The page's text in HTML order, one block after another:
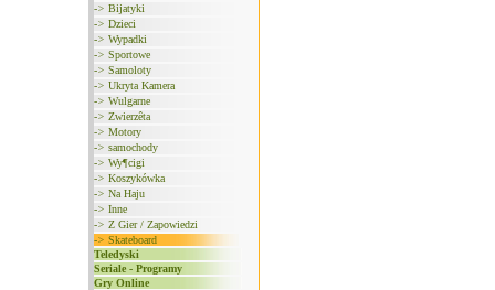
-> Bijatyki
-> Dzieci
-> Wypadki
-> Sportowe
-> Samoloty
-> Ukryta Kamera
-> Wulgarne
-> Zwierzêta
-> Motory
-> samochody
-> Wy¶cigi
-> Koszykówka
-> Na Haju
-> Inne
-> Z Gier / Zapowiedzi
-> Skateboard
Teledyski
Seriale - Programy
Gry Online